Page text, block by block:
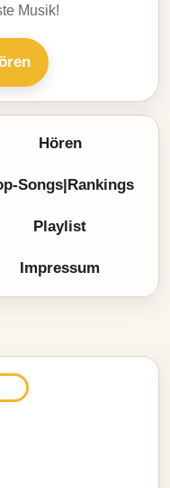
Musik!
Hören
Songs|Rankings
Playlist
Impressum